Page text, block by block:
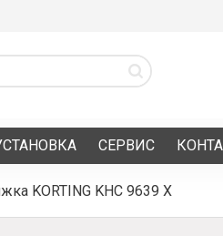
СЕРВИС
KORTING KHC 9639 X